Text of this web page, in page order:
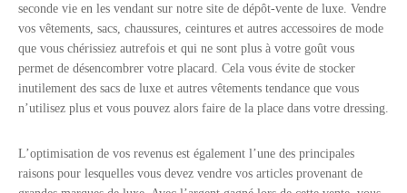
seconde vie en les vendant sur notre site de dépôt-vente de luxe. Vendre
vos vêtements, sacs, chaussures, ceintures et autres accessoires de mode
que vous chérissiez autrefois et qui ne sont plus à votre goût vous
permet de désencombrer votre placard. Cela vous évite de stocker
inutilement des sacs de luxe et autres vêtements tendance que vous
n’utilisez plus et vous pouvez alors faire de la place dans votre dressing.
L’optimisation de vos revenus est également l’une des principales
raisons pour lesquelles vous devez vendre vos articles provenant de